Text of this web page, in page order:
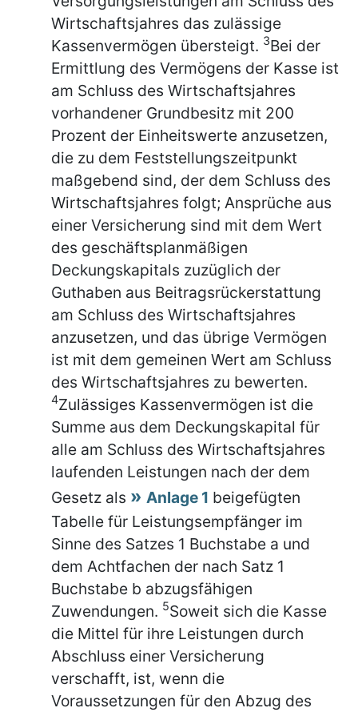
Wirtschaftsjahres das zulässige
Kassenvermögen übersteigt. 3Bei der
Ermittlung des Vermögens der Kasse ist
am Schluss des Wirtschaftsjahres
vorhandener Grundbesitz mit 200
Prozent der Einheitswerte anzusetzen,
die zu dem Feststellungszeitpunkt
maßgebend sind, der dem Schluss des
Wirtschaftsjahres folgt; Ansprüche aus
einer Versicherung sind mit dem Wert
des geschäftsplanmäßigen
Deckungskapitals zuzüglich der
Guthaben aus Beitragsrückerstattung
am Schluss des Wirtschaftsjahres
anzusetzen, und das übrige Vermögen
ist mit dem gemeinen Wert am Schluss
des Wirtschaftsjahres zu bewerten.
4Zulässiges Kassenvermögen ist die
Summe aus dem Deckungskapital für
alle am Schluss des Wirtschaftsjahres
laufenden Leistungen nach der dem
Gesetz als
Anlage 1 beigefügten
Tabelle für Leistungsempfänger im
Sinne des Satzes 1 Buchstabe a und
dem Achtfachen der nach Satz 1
Buchstabe b abzugsfähigen
Zuwendungen. 5Soweit sich die Kasse
die Mittel für ihre Leistungen durch
Abschluss einer Versicherung
verschafft, ist, wenn die
Voraussetzungen für den Abzug des